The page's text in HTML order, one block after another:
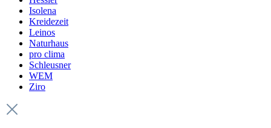
Isolena
Kreidezeit
Leinos
Naturhaus
pro clima
Schleusner
WEM
Ziro